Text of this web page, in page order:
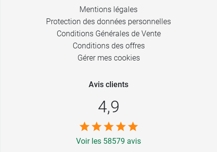
Mentions légales
Protection des données personnelles
Conditions Générales de Vente
Conditions des offres
Gérer mes cookies
Avis clients
4,9
Voir les 58579 avis